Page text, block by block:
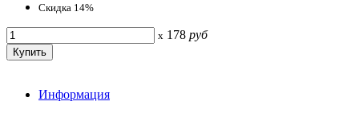
Скидка 14%
x 178 руб
Информация